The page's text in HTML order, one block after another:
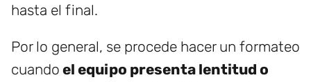
hasta el final.
Por lo general, se procede hacer un formateo
cuando el equipo presenta lentitud o